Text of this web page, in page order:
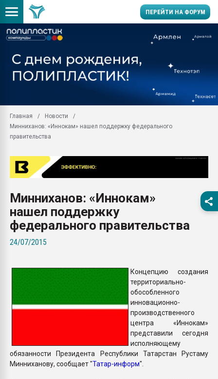
ПЕРЕЙТИ НА ФОРУМ
заводу пластмасс"
первый план в
28.07.2026
ситуацией на
Всё, что касается
Главная
Новости
Минниханов: «Иннокам» нашел поддержку федерального
правительства
Минниханов: «Иннокам»
нашел поддержку
федерального правительства
24/07/2015
Концепцию создания
территориально-
обособленного
инновационно-
производственного
центра «Иннокам»
представили сегодня
исполняющему
обязанности Президента Республики Татарстан Рустаму
Минниханову, сообщает "Татар-информ".